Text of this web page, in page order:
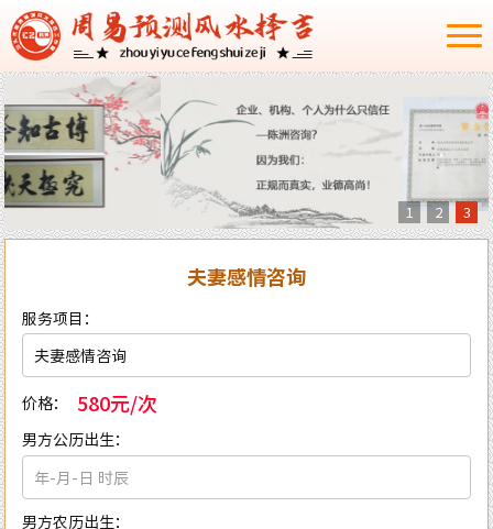
1 2 3
夫妻感情咨询
服务项目：
价格： 580元/次
男方公历出生：
男方农历出生：